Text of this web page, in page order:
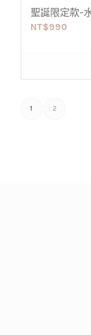
聖誕限定款-
NT$990
1 2